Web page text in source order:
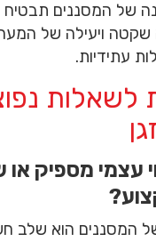
של המסננים תבטיח
שקטה ויעילה של
עתידיות.
לשאלות
עצמי מספיק או
המסננים הוא שלב